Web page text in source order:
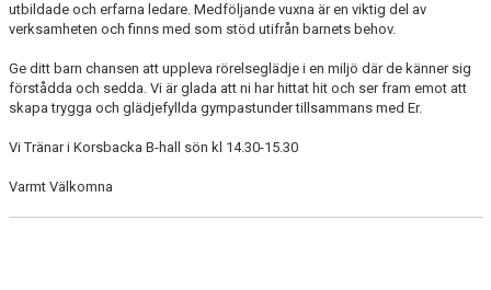
utbildade och erfarna ledare. Medföljande vuxna är en viktig del av
verksamheten och finns med som stöd utifrån barnets behov.
Ge ditt barn chansen att uppleva rörelseglädje i en miljö där de känner sig
förstådda och sedda. Vi är glada att ni har hittat hit och ser fram emot att
skapa trygga och glädjefyllda gympastunder tillsammans med Er.
Vi Tränar i Korsbacka B-hall sön kl 14.30-15.30
Varmt Välkomna